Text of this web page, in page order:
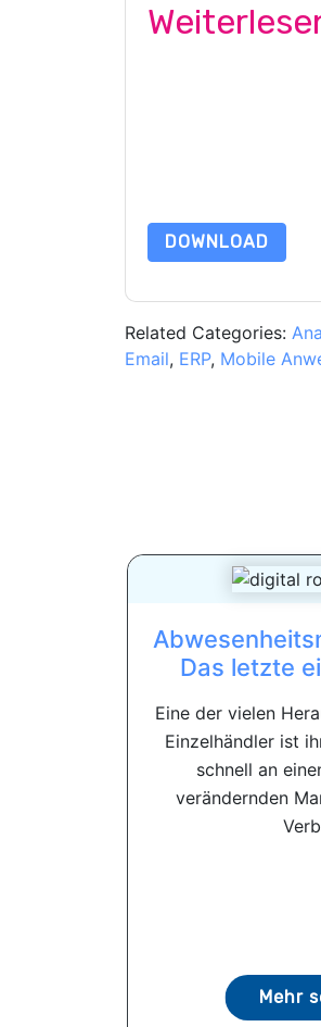
DOWNLOAD
Related Categories:
Email, ERP, Mobile
Das letzte
Eine der vielen
Einzelhändler ist
schnell an
verändernden
Mehr